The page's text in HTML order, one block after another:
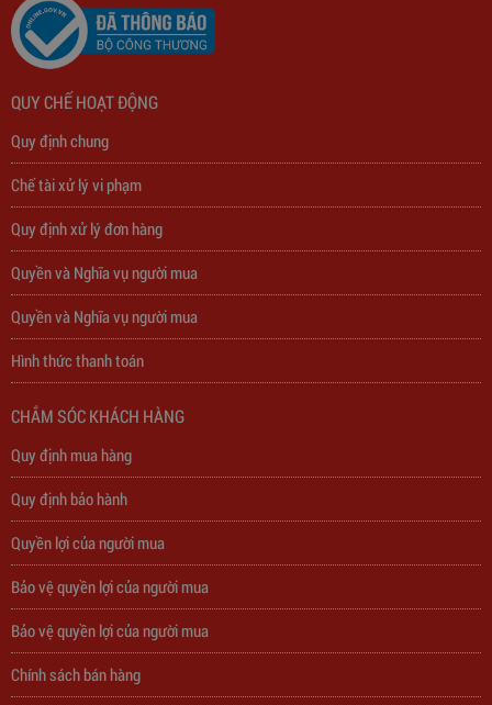
Trạm Sạc Điện Thoại 2D22N5USB
310,000đ
QUY CHẾ HOẠT ĐỘNG
Quy định chung
Chế tài xử lý vi phạm
Quy định xử lý đơn hàng
Quyền và Nghĩa vụ người mua
Quyền và Nghĩa vụ người mua
Hình thức thanh toán
CHẮM SÓC KHÁCH HÀNG
Quy định mua hàng
Quy định bảo hành
Quyền lợi của người mua
Bảo vệ quyền lợi của người mua
Bảo vệ quyền lợi của người mua
Chính sách bán hàng